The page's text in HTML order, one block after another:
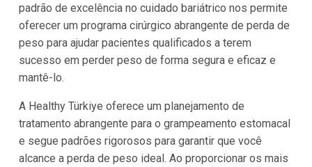
padrão de excelência no cuidado bariátrico nos permite
oferecer um programa cirúrgico abrangente de perda de
peso para ajudar pacientes qualificados a terem
sucesso em perder peso de forma segura e eficaz e
mantê-lo.
A Healthy Türkiye oferece um planejamento de
tratamento abrangente para o grampeamento estomacal
e segue padrões rigorosos para garantir que você
alcance a perda de peso ideal. Ao proporcionar os mais